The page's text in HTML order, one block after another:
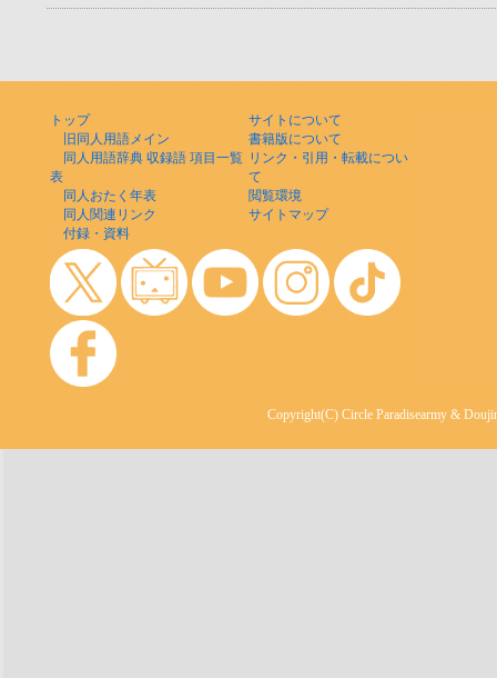
トップ
旧同人用語メイン
同人用語辞典 収録語 項目一覧
表
同人おたく年表
同人関連リンク
付録・資料
サイトについて
書籍版について
リンク・引用・転載につい
て
閲覧環境
サイトマップ
Copyright(C) Circle Paradisearmy &